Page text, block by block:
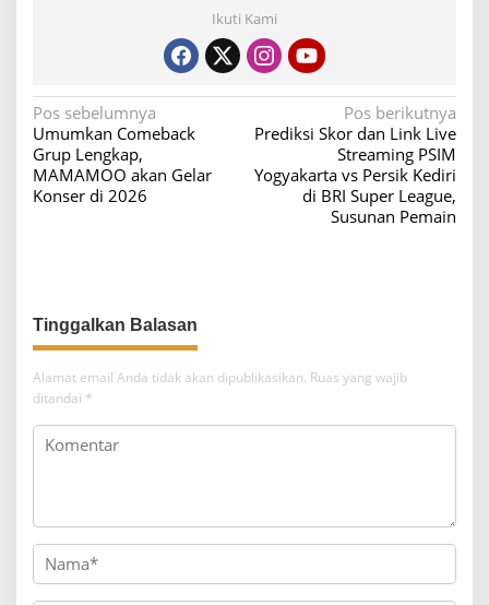
Ikuti Kami
N
a
v
i
i
p
o
s
Pos sebelumnya
Umumkan Comeback
Grup Lengkap,
MAMAMOO akan Gelar
Konser di 2026
Pos berikutnya
Prediksi Skor dan Link Live
Streaming PSIM
Yogyakarta vs Persik Kediri
di BRI Super League,
Susunan Pemain
Alamat email Anda tidak akan dipublikasikan. Ruas yang wajib
ditandai *